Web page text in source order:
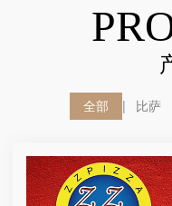
全部 比萨